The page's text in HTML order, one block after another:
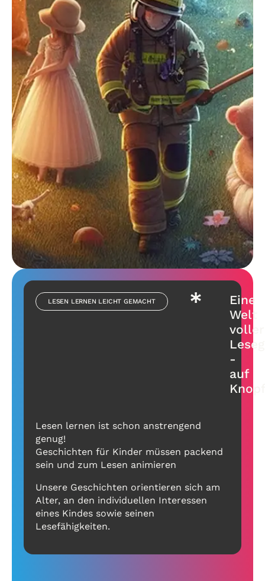
LESEN LERNEN LEICHT GEMACHT
Eine
Welt
voller
-
auf
Lesen lernen ist schon anstrengend
genug!
Geschichten für Kinder müssen packend
sein und zum Lesen animieren
Unsere Geschichten orientieren sich am
Alter, an den individuellen Interessen
eines Kindes sowie seinen
Lesefähigkeiten.